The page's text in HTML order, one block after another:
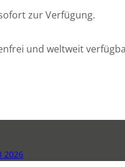
zur Verfügung.
und weltweit
2026